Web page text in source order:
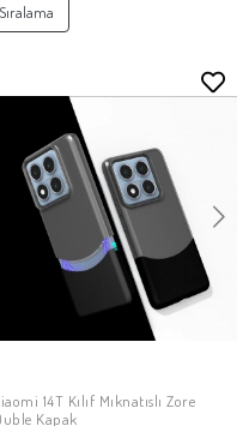
Sıralama
SEPETE EKLE
14T Kılıf Mıknatıslı Zore
Kapak